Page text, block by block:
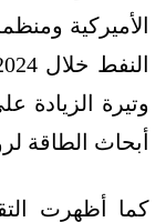
الأميركية
وتيرة
أبحاث الطاقة
كما أظهرت